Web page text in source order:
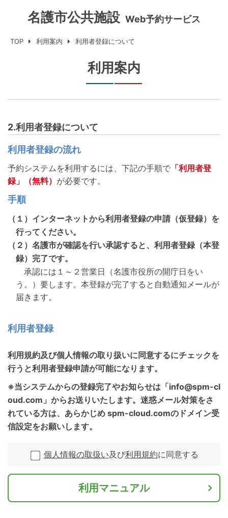
名護市公共施設 Web予約サービス
TOP 利用案内 利用者登録について
利用案内
2.利用者登録について
利用者登録の流れ
予約システムを利用するには、下記の手順で 「利用者登
録」（無料） が必要です。
手順
（１）インターネットから利用者登録の申請（仮登録）を
行ってください。
（２）名護市が確認を行い承認すると、利用者登録（本登
録）完了です。
承認には１～２営業日（名護市役所の開庁日をい
う。）要します。本登録が完了すると自動通知メールが
届きます。
利用者登録
利用規約及び個人情報の取り扱いに同意するにチェックを
行うと利用者登録申請が可能になります。
※当システムからの登録完了やお知らせは「info@spm-cl
oud.com」からお送りいたします。迷惑メール対策をさ
れている方は、あらかじめ spm-cloud.comのドメイン受
信設定をお願いします。
個人情報の取扱い及び利用規約に同意する
利用マニュアル